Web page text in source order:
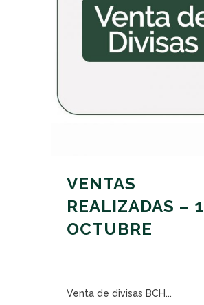
VENTAS
REALIZADAS –
OCTUBRE
Venta de divisas BCH...